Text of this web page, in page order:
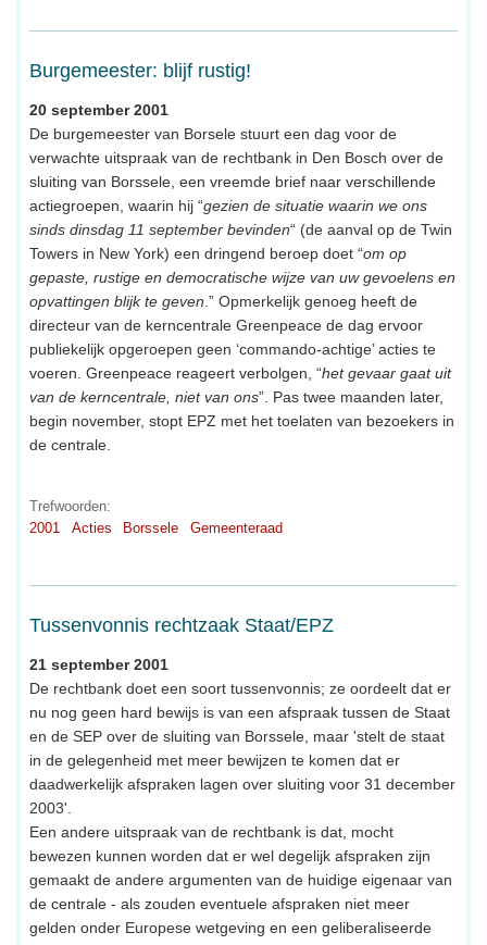
Burgemeester: blijf rustig!
20 september 2001
De burgemeester van Borsele stuurt een dag voor de
verwachte uitspraak van de rechtbank in Den Bosch over de
sluiting van Borssele, een vreemde brief naar verschillende
actiegroepen, waarin hij “gezien de situatie waarin we ons
sinds dinsdag 11 september bevinden“ (de aanval op de Twin
Towers in New York) een dringend beroep doet “om op
gepaste, rustige en democratische wijze van uw gevoelens en
opvattingen blijk te geven.” Opmerkelijk genoeg heeft de
directeur van de kerncentrale Greenpeace de dag ervoor
publiekelijk opgeroepen geen ‘commando-achtige’ acties te
voeren. Greenpeace reageert verbolgen, “het gevaar gaat uit
van de kerncentrale, niet van ons”. Pas twee maanden later,
begin november, stopt EPZ met het toelaten van bezoekers in
de centrale.
Trefwoorden:
2001
Acties Borssele Gemeenteraad
Tussenvonnis rechtzaak Staat/EPZ
21 september 2001
De rechtbank doet een soort tussenvonnis; ze oordeelt dat er
nu nog geen hard bewijs is van een afspraak tussen de Staat
en de SEP over de sluiting van Borssele, maar 'stelt de staat
in de gelegenheid met meer bewijzen te komen dat er
daadwerkelijk afspraken lagen over sluiting voor 31 december
2003'.
Een andere uitspraak van de rechtbank is dat, mocht
bewezen kunnen worden dat er wel degelijk afspraken zijn
gemaakt de andere argumenten van de huidige eigenaar van
de centrale - als zouden eventuele afspraken niet meer
gelden onder Europese wetgeving en een geliberaliseerde